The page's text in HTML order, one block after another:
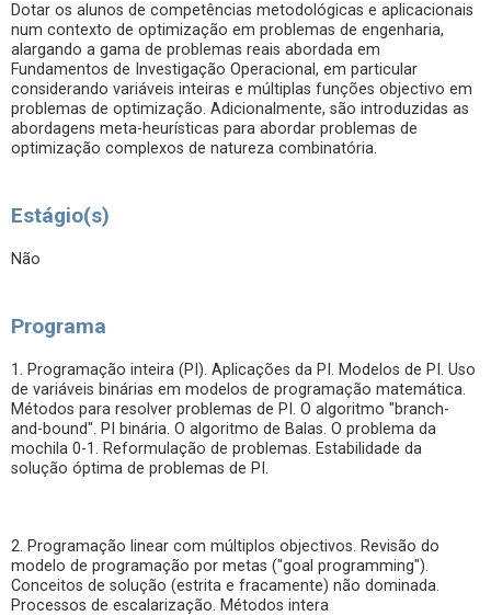
Dotar os alunos de competências metodológicas e aplicacionais
num contexto de optimização em problemas de engenharia,
alargando a gama de problemas reais abordada em
Fundamentos de Investigação Operacional, em particular
considerando variáveis inteiras e múltiplas funções objectivo em
problemas de optimização. Adicionalmente, são introduzidas as
abordagens meta-heurísticas para abordar problemas de
optimização complexos de natureza combinatória.
Estágio(s)
Não
Programa
1. Programação inteira (PI). Aplicações da PI. Modelos de PI. Uso
de variáveis binárias em modelos de programação matemática.
Métodos para resolver problemas de PI. O algoritmo "branch-
and-bound". PI binária. O algoritmo de Balas. O problema da
mochila 0-1. Reformulação de problemas. Estabilidade da
solução óptima de problemas de PI.
2. Programação linear com múltiplos objectivos. Revisão do
modelo de programação por metas ("goal programming").
Conceitos de solução (estrita e fracamente) não dominada.
Processos de escalarização. Métodos intera